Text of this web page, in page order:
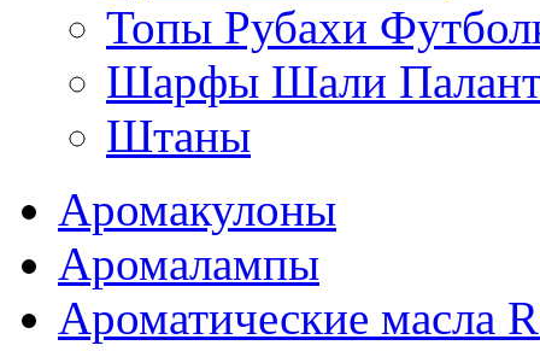
Топы Рубахи
Шарфы Шали
Штаны
Аромакулоны
Аромалампы
Ароматические масла